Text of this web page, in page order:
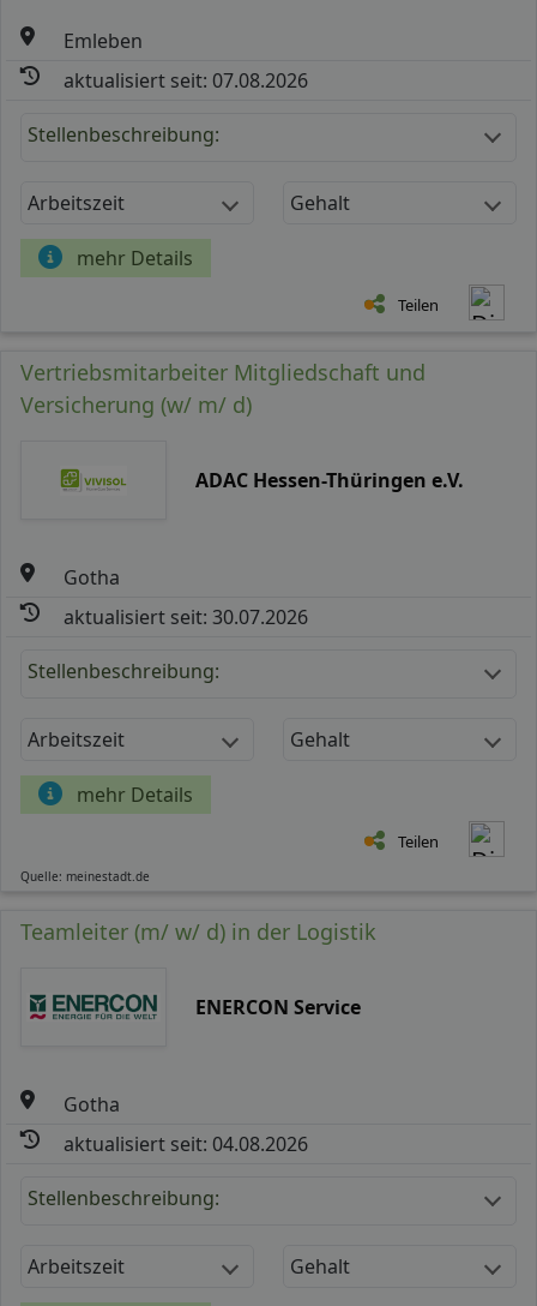
Emleben
aktualisiert seit: 07.08.2026
Stellenbeschreibung:
Arbeitszeit Gehalt
mehr Details
Teilen
Vertriebsmitarbeiter Mitgliedschaft und
Versicherung (w/ m/ d)
ADAC Hessen-Thüringen e.V.
Gotha
aktualisiert seit: 30.07.2026
Stellenbeschreibung:
Arbeitszeit Gehalt
mehr Details
Teilen
Quelle: meinestadt.de
Teamleiter (m/ w/ d) in der Logistik
ENERCON Service
Gotha
aktualisiert seit: 04.08.2026
Stellenbeschreibung:
Arbeitszeit Gehalt